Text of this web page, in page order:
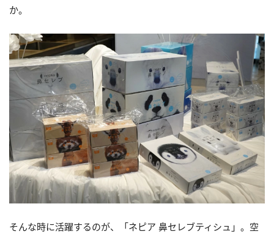
か。
そんな時に活躍するのが、「ネピア 鼻セレブティシュ」。空